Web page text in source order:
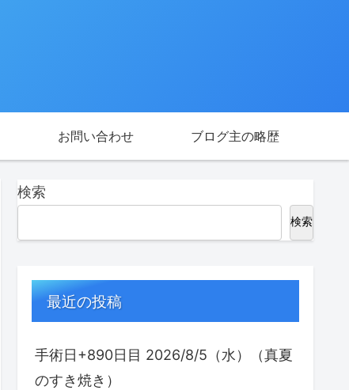
お問い合わせ ブログ主の略歴
検索
検索
最近の投稿
手術日+890日目 2026/8/5（水）（真夏
のすき焼き）